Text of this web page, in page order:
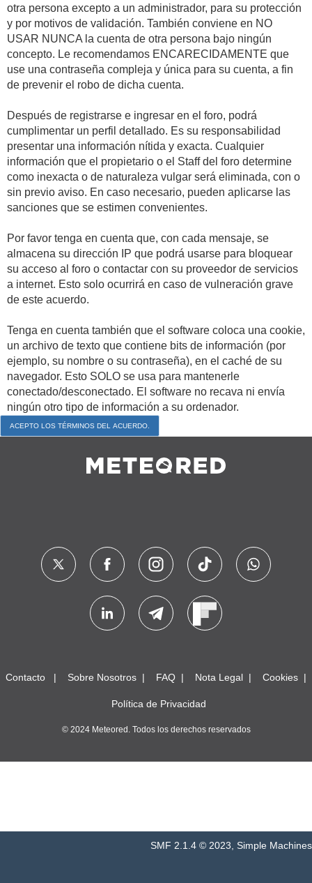
otra persona excepto a un administrador, para su protección
y por motivos de validación. También conviene en NO
USAR NUNCA la cuenta de otra persona bajo ningún
concepto. Le recomendamos ENCARECIDAMENTE que
use una contraseña compleja y única para su cuenta, a fin
de prevenir el robo de dicha cuenta.
Después de registrarse e ingresar en el foro, podrá
cumplimentar un perfil detallado. Es su responsabilidad
presentar una información nítida y exacta. Cualquier
información que el propietario o el Staff del foro determine
como inexacta o de naturaleza vulgar será eliminada, con o
sin previo aviso. En caso necesario, pueden aplicarse las
sanciones que se estimen convenientes.
Por favor tenga en cuenta que, con cada mensaje, se
almacena su dirección IP que podrá usarse para bloquear
su acceso al foro o contactar con su proveedor de servicios
a internet. Esto solo ocurrirá en caso de vulneración grave
de este acuerdo.
Tenga en cuenta también que el software coloca una cookie,
un archivo de texto que contiene bits de información (por
ejemplo, su nombre o su contraseña), en el caché de su
navegador. Esto SOLO se usa para mantenerle
conectado/desconectado. El software no recava ni envía
ningún otro tipo de información a su ordenador.
Contacto Sobre Nosotros FAQ Nota Legal Cookies
Política de Privacidad
© 2024 Meteored. Todos los derechos reservados
SMF 2.1.4 © 2023 Simple Machines